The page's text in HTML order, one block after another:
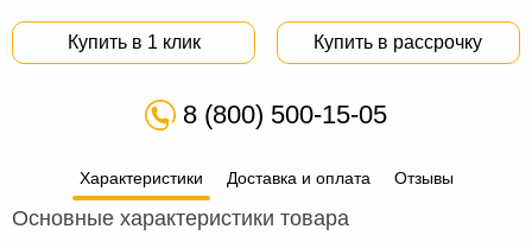
Купить в 1 клик Купить в рассрочку
8 (800) 500-15-05
Характеристики Доставка и оплата Отзывы
Основные характеристики товара